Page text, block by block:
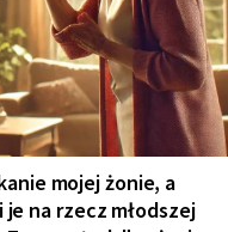
mojej żonie, a
na rzecz młodszej